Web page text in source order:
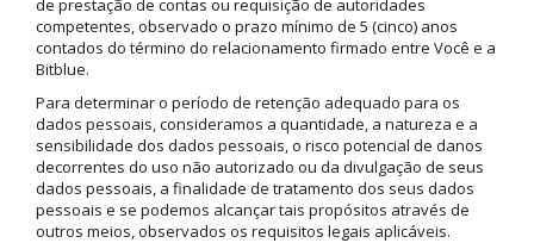
de prestação de contas ou requisição de autoridades
competentes, observado o prazo mínimo de 5 (cinco) anos
contados do término do relacionamento firmado entre Você e a
Bitblue.
Para determinar o período de retenção adequado para os
dados pessoais, consideramos a quantidade, a natureza e a
sensibilidade dos dados pessoais, o risco potencial de danos
decorrentes do uso não autorizado ou da divulgação de seus
dados pessoais, a finalidade de tratamento dos seus dados
pessoais e se podemos alcançar tais propósitos através de
outros meios, observados os requisitos legais aplicáveis.